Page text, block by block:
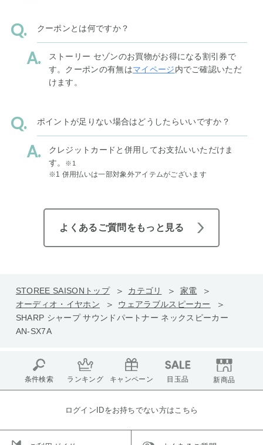
クーポンとは何ですか？
ストーリー セゾンのお買物がお得になる割引券で
す。クーポンの有無はマイページ内でご確認いただ
けます。
ポイントが足りない場合はどうしたらいいですか？
クレジットカードと併用してお支払いいただけま
す。
※1
※1 併用払いは一部対象外アイテムがございます
よくあるご質問をもっと見る
STOREE SAISONトップ カテゴリ
家電
オーディオ・イヤホン
ウェアラブルスピーカー
SHARP シャープ サウンドパートナー ネックスピーカー
AN-SX7A
条件検索 ランキング キャンペーン 目玉品 新商品
ログインIDをお持ちでない方はこちら